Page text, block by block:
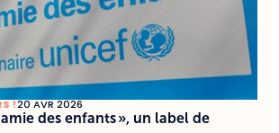
!20 AVR 2026
des enfants », un label de